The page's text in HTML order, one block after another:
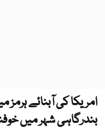
امریکا کی آبنائے
بندرگاہی شہر میں